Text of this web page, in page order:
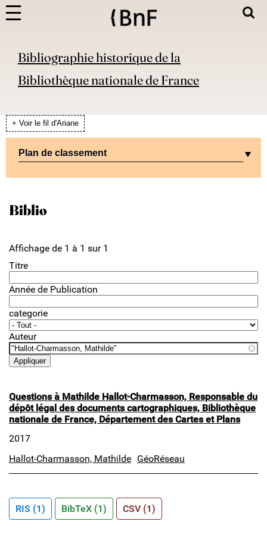
Bibliographie historique de la
Bibliothèque nationale de France
+ Voir le fil d'Ariane
Plan de classement
Biblio
Affichage de 1 à 1 sur 1
Titre
Année de Publication
categorie
Auteur
Questions à Mathilde Hallot-Charmasson, Responsable du
dépôt légal des documents cartographiques, Bibliothèque
nationale de France, Département des Cartes et Plans
2017
Hallot-Charmasson, Mathilde GéoRéseau
RIS (1) BibTeX (1) CSV (1)